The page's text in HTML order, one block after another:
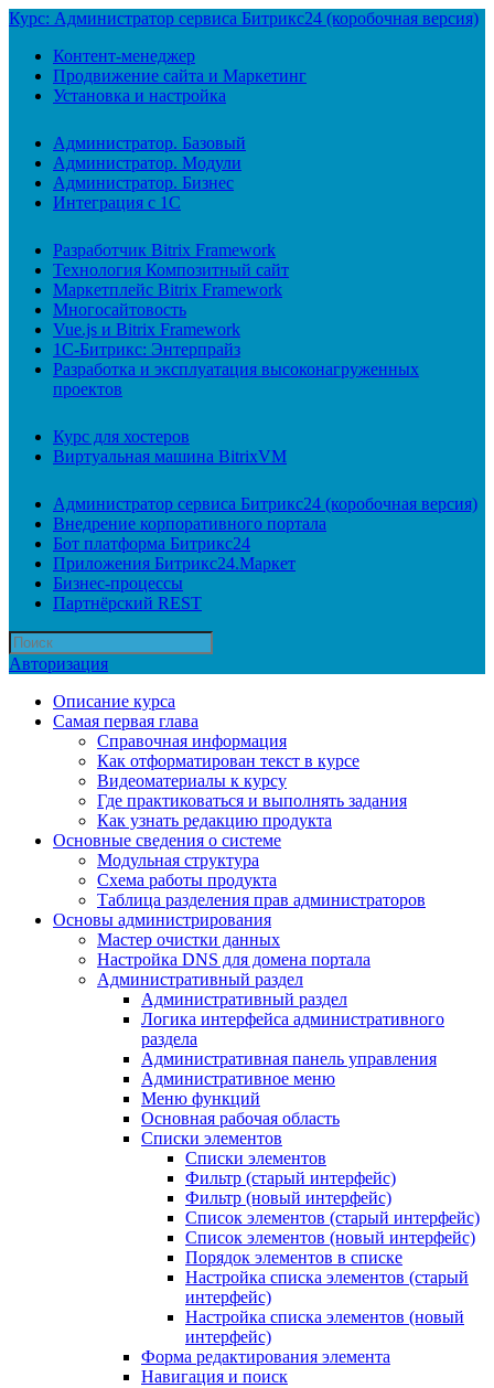
Курс: Администратор сервиса Битрикс24 (коробочная версия)
Контент-менеджер
Продвижение сайта и Маркетинг
Установка и настройка
Администратор. Базовый
Администратор. Модули
Администратор. Бизнес
Интеграция с 1С
Разработчик Bitrix Framework
Технология Композитный сайт
Маркетплейс Bitrix Framework
Многосайтовость
Vue.js и Bitrix Framework
1С-Битрикс: Энтерпрайз
Разработка и эксплуатация высоконагруженных
проектов
Курс для хостеров
Виртуальная машина BitrixVM
Администратор сервиса Битрикс24 (коробочная версия)
Внедрение корпоративного портала
Бот платформа Битрикс24
Приложения Битрикс24.Маркет
Бизнес-процессы
Партнёрский REST
Авторизация
Описание курса
Самая первая глава
Справочная информация
Как отформатирован текст в курсе
Видеоматериалы к курсу
Где практиковаться и выполнять задания
Как узнать редакцию продукта
Основные сведения о системе
Модульная структура
Схема работы продукта
Таблица разделения прав администраторов
Основы администрирования
Мастер очистки данных
Настройка DNS для домена портала
Административный раздел
Административный раздел
Логика интерфейса административного
раздела
Административная панель управления
Административное меню
Меню функций
Основная рабочая область
Списки элементов
Списки элементов
Фильтр (старый интерфейс)
Фильтр (новый интерфейс)
Список элементов (старый интерфейс)
Список элементов (новый интерфейс)
Порядок элементов в списке
Настройка списка элементов (старый
интерфейс)
Настройка списка элементов (новый
интерфейс)
Форма редактирования элемента
Навигация и поиск